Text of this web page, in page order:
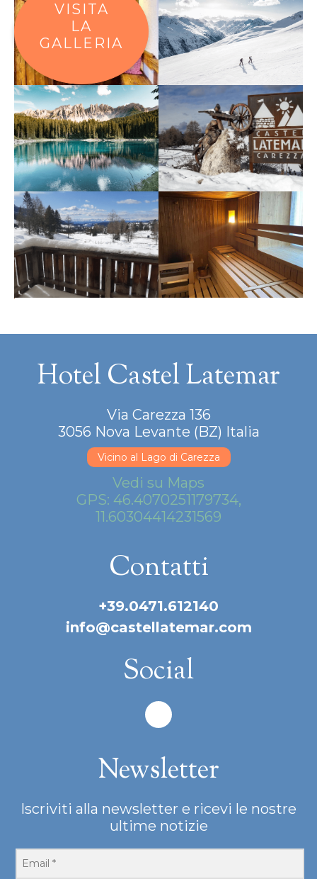
VISITA
LA
GALLERIA
Hotel Castel Latemar
Via Carezza 136
3056 Nova Levante (BZ) Italia
Vicino al Lago di Carezza
Vedi su Maps
GPS: 46.4070251179734,
11.60304414231569
Contatti
+39.0471.612140
info@castellatemar.com
Social
Newsletter
Iscriviti alla newsletter e ricevi le nostre
ultime notizie